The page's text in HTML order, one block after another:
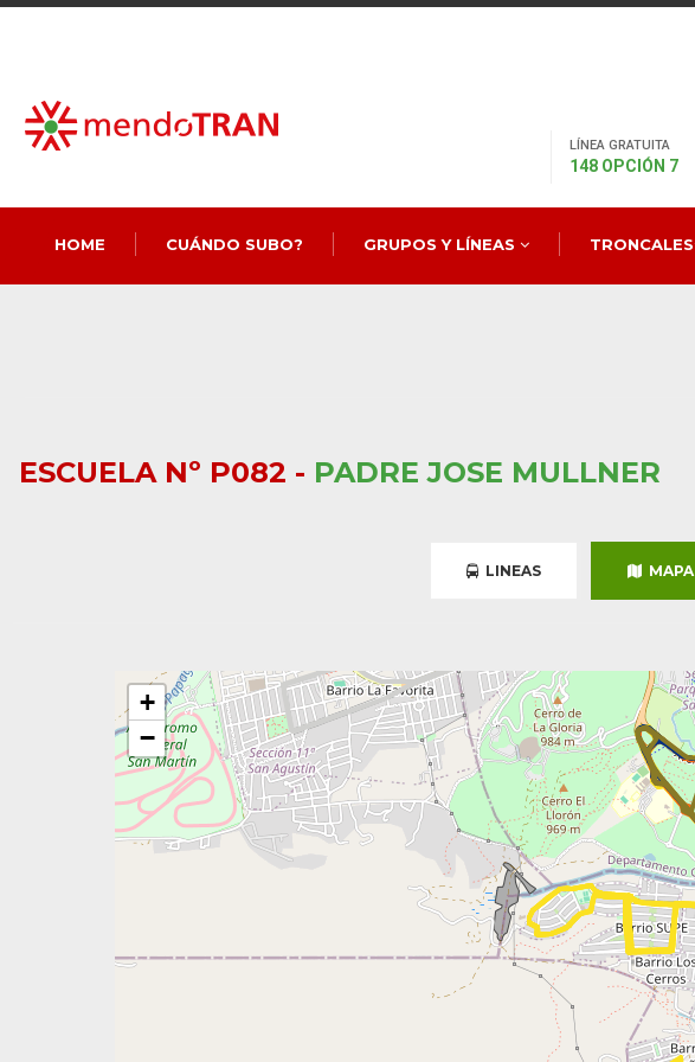
LÍNEA GRATUITA
148 OPCIÓN 7
HOME CUÁNDO SUBO? GRUPOS Y LÍNEAS TRONCALES
ESCUELA Nº P082 - PADRE JOSE MULLNER
LINEAS MAPA
+
−